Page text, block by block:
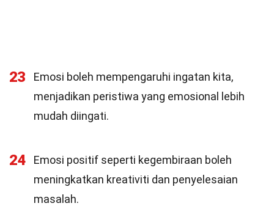
23
Emosi boleh mempengaruhi ingatan kita,
menjadikan peristiwa yang emosional lebih
mudah diingati.
24
Emosi positif seperti kegembiraan boleh
meningkatkan kreativiti dan penyelesaian
masalah.